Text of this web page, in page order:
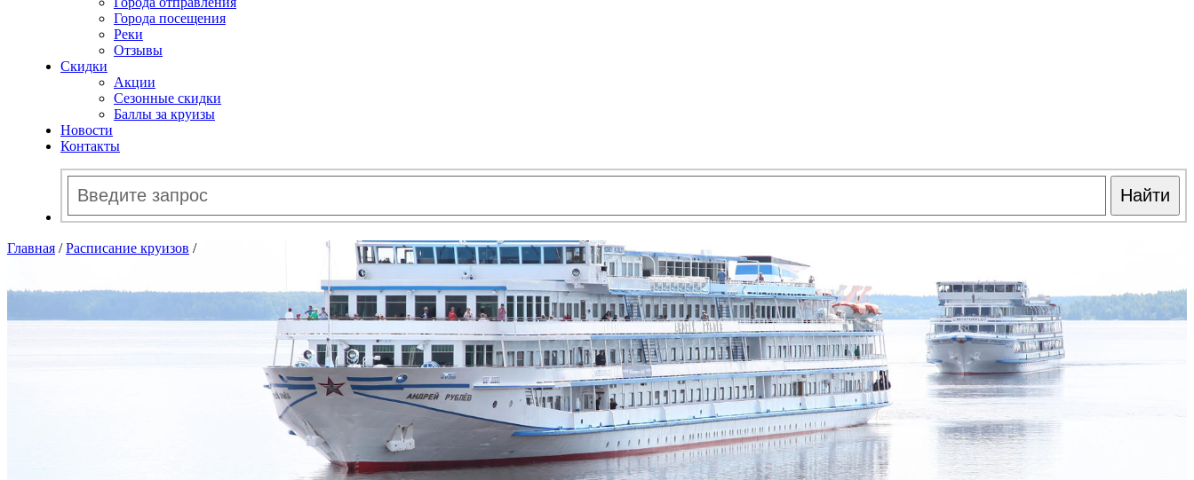
Города посещения
Реки
Отзывы
Скидки
Акции
Сезонные скидки
Баллы за круизы
Новости
Контакты
Главная /Расписание круизов /